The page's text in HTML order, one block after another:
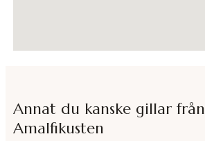
Annat du kanske gillar från
Amalfikusten